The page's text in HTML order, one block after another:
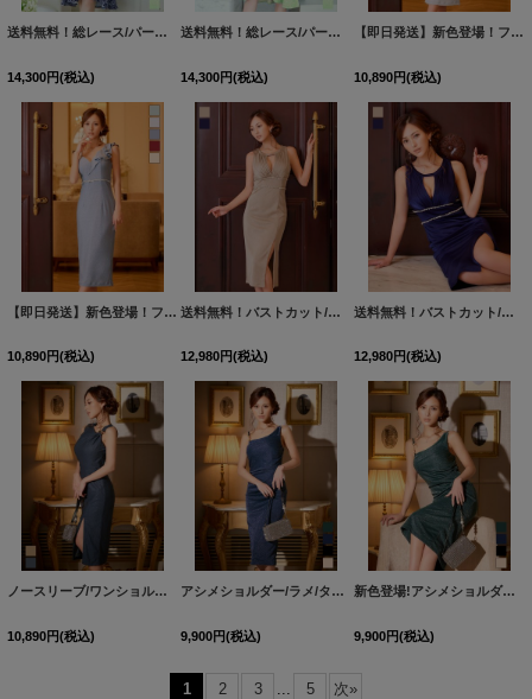
送料無料！総レース/パール/マーメイド/パフスリーブ/ミディアムドレス/キャバドレス【S-Lサイズ/6カラー】[HC02]
14,300円(税込)
送料無料！総レース/パール/マーメイド/パフスリーブ/ミディアムドレス/キャバドレス【S-Lサイズ/6カラー】[HC02]
14,300円(税込)
【即日発送】新色登場！フリル/ラメ生地/ノースリーブ/ビジュー/タイト/ミディアムドレス/キャバドレス【XS-Mサイズ/5カラー】[OF01] 【SB】dzwFV
10,890円(税込)
【即日発送】新色登場！フリル/ラメ生地/ノースリーブ/ビジュー/タイト/ミディアムドレス/キャバドレス【XS-Mサイズ/5カラー】[OF01] 【SB】dzwFV
10,890円(税込)
送料無料！バストカット/ラメ生地ノースリーブ/ビジュー/サイドスリット/タイト/ミディアムドレス/キャバドレス【S-Mサイズ/2カラー】[OF03]【YN】dzqsFV
12,980円(税込)
送料無料！バストカット/ラメ生地ノースリーブ/ビジュー/サイドスリット/タイト/ミディアムドレス/キャバドレス【S-Mサイズ/2カラー】[OF03]【YN】dzqsFV
12,980円(税込)
ノースリーブ/ワンショルダー/ラメ/無地/タイト/スリット/ミディアムドレス/キャバドレス【XS-Mサイズ/2カラー】[OF03]【YN】dzwvFV
10,890円(税込)
アシメショルダー/ラメ/タイト/ストレッチ/ミディアムドレス/キャバドレス【XS-Mサイズ/4カラー】[OF03] 【IM】
9,900円(税込)
新色登場!アシメショルダー/ラメ/タイト/ストレッチ/ミディアムドレス/キャバドレス【XS-Mサイズ/4カラー】[OF03] 【IM】
9,900円(税込)
1 2 3 5 次»